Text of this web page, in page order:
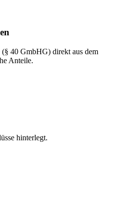
40 GmbHG) direkt aus dem
Anteile.
hinterlegt.